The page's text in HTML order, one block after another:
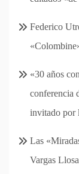
Federico
«30 años
conferencia
invitado por
Las
Vargas